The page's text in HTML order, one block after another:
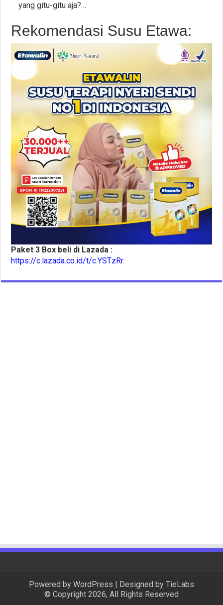
yang gitu-gitu aja?…
Rekomendasi Susu Etawa:
Paket 3 Box beli di Lazada :
https://c.lazada.co.id/t/c.YSTzRr
Powered by WordPress | Designed by TieLabs
© Copyright 2026, All Rights Reserved